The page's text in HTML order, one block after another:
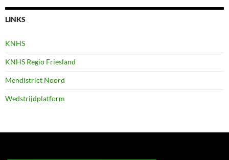
LINKS
KNHS
KNHS Regio Friesland
Mendistrict Noord
Wedstrijdplatform